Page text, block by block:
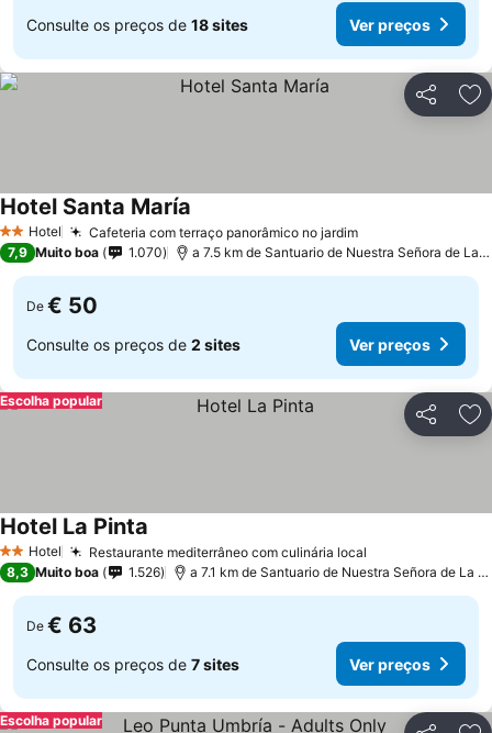
Consulte os preços de 18 sites Ver preços
Partilhar
2 Estrelas
Hotel Cafeteria com terraço panorâmico no jardimVer preços
Hotel Santa María
7,9 Muito boa 1.070 a 7.5 km de Santuario de Nuestra Señora de La
De € 50
Consulte os preços de 2 sites Ver preços
Partilhar
Escolha popular
2 Estrelas
Hotel Restaurante mediterrâneo com culinária local
Hotel La Pinta
8,3 Muito boa 1.526 a 7.1 km de Santuario de Nuestra Señora de La
De € 63
Consulte os preços de 7 sites Ver preços
Escolha popular